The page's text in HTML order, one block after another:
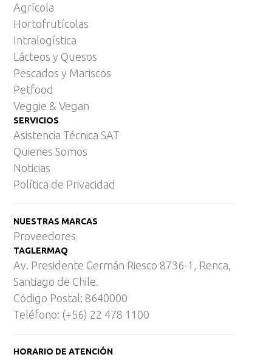
Agrícola
Hortofrutícolas
Intralogística
Lácteos y Quesos
Pescados y Mariscos
Petfood
Veggie & Vegan
SERVICIOS
Asistencia Técnica SAT
Quienes Somos
Noticias
Política de Privacidad
NUESTRAS MARCAS
Proveedores
TAGLERMAQ
Av. Presidente Germán Riesco 8736-1, Renca,
Santiago de Chile.
Código Postal: 8640000
Teléfono: (+56) 22 478 1100
HORARIO DE ATENCIÓN